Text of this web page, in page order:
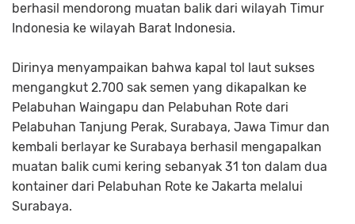
berhasil mendorong muatan balik dari wilayah Timur
Indonesia ke wilayah Barat Indonesia.
Dirinya menyampaikan bahwa kapal tol laut sukses
mengangkut 2.700 sak semen yang dikapalkan ke
Pelabuhan Waingapu dan Pelabuhan Rote dari
Pelabuhan Tanjung Perak, Surabaya, Jawa Timur dan
kembali berlayar ke Surabaya berhasil mengapalkan
muatan balik cumi kering sebanyak 31 ton dalam dua
kontainer dari Pelabuhan Rote ke Jakarta melalui
Surabaya.